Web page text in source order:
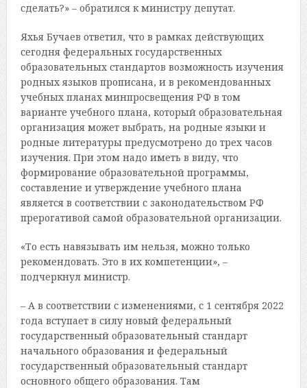
сделать?» – обратился к министру депутат.
Яхья Бучаев ответил, что в рамках действующих
сегодня федеральных государственных
образовательных стандартов возможность изучения
родных языков прописана, и в рекомендованных
учебных планах минпросвещения РФ в том
варианте учебного плана, который образовательная
организация может выбрать, на родные языки и
родные литературы предусмотрено до трех часов
изучения. При этом надо иметь в виду, что
формирование образовательной программы,
составление и утверждение учебного плана
является в соответствии с законодательством РФ
прерогативой самой образовательной организации.
«То есть навязывать им нельзя, можно только
рекомендовать. Это в их компетенции», –
подчеркнул министр.
– А в соответствии с изменениями, с 1 сентября 2022
года вступает в силу новый федеральный
государственный образовательный стандарт
начального образования и федеральный
государственный образовательный стандарт
основного общего образования. Там